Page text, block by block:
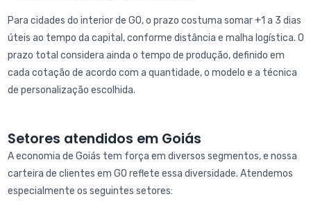
Para cidades do interior de GO, o prazo costuma somar +1 a 3 dias
úteis ao tempo da capital, conforme distância e malha logística. O
prazo total considera ainda o tempo de produção, definido em
cada cotação de acordo com a quantidade, o modelo e a técnica
de personalização escolhida.
Setores atendidos em Goiás
A economia de Goiás tem força em diversos segmentos, e nossa
carteira de clientes em GO reflete essa diversidade. Atendemos
especialmente os seguintes setores: